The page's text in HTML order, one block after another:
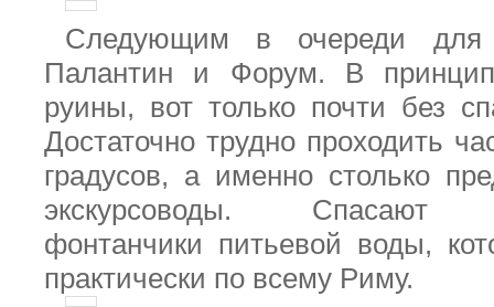
Следующим в очереди для
Палантин и Форум. В
руины, вот только почти без
Достаточно трудно проходить
градусов, а именно столько
экскурсоводы. Спасают
фонтанчики питьевой воды,
практически по всему Риму.